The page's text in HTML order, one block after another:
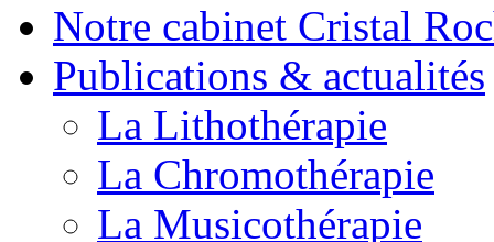
Notre cabinet Cristal
Publications & actualités
La Lithothérapie
La Chromothérapie
La Musicothérapie